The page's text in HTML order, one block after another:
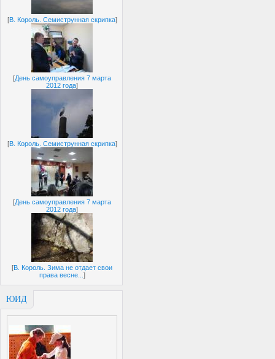
[В. Король. Семиструнная скрипка]
[День самоуправления 7 марта
2012 года]
[В. Король. Семиструнная скрипка]
[День самоуправления 7 марта
2012 года]
[В. Король. Зима не отдает свои
права весне... ]
ЮИД